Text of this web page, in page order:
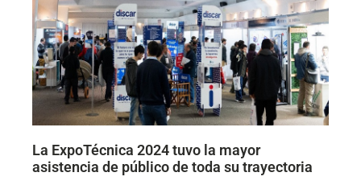
La ExpoTécnica 2024 tuvo la mayor
asistencia de público de toda su trayectoria